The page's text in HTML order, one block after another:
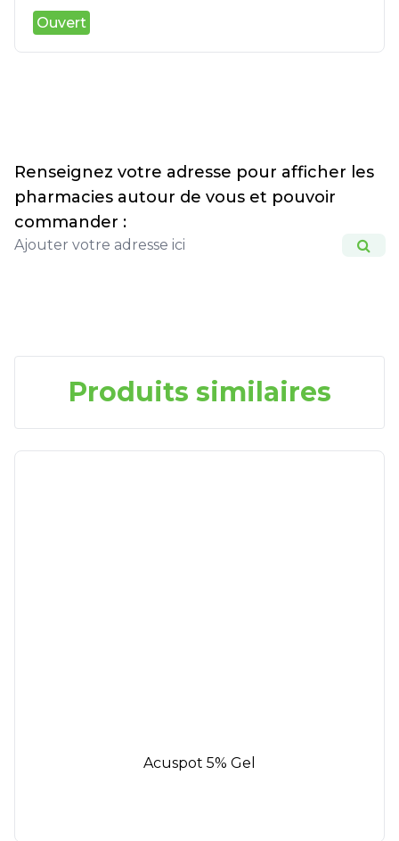
Ouvert
Renseignez votre adresse pour afficher les
pharmacies autour de vous et pouvoir
commander :
Produits similaires
Acuspot 5% Gel